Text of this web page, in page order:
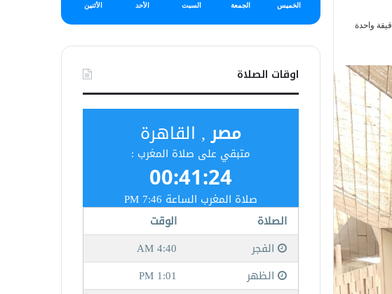
واحدة
الخميس الجمعة السبت الأحد الأثنين
اوقات الصلاة